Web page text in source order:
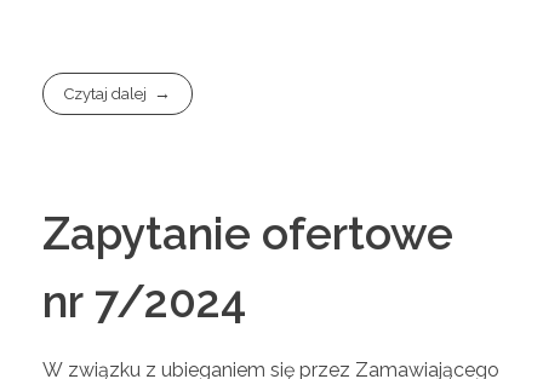
Czytaj dalej
Zapytanie ofertowe
nr 7/2024
W związku z ubieganiem się przez Zamawiającego